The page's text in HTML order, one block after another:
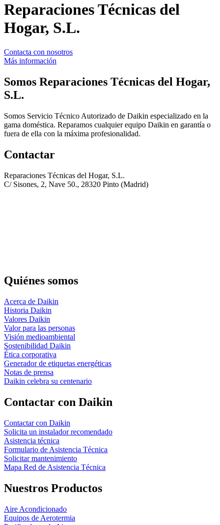
Reparaciones Técnicas del
Hogar, S.L.
Contacta con nosotros
Más información
Somos Reparaciones Técnicas del Hogar,
S.L.
Somos Servicio Técnico Autorizado de Daikin especializado en la
gama doméstica. Reparamos cualquier equipo Daikin en garantía o
fuera de ella con la máxima profesionalidad.
Contactar
Reparaciones Técnicas del Hogar, S.L.
C/ Sisones, 2, Nave 50., 28320 Pinto (Madrid)
Quiénes somos
Acerca de Daikin
Historia Daikin
Valores Daikin
Valor para las personas
Visión medioambiental
Sostenibilidad Daikin
Ética corporativa
Generador de etiquetas energéticas
Notas de prensa
Daikin celebra su centenario
Contactar con Daikin
Contactar con Daikin
Solicita un instalador recomendado
Asistencia técnica
Formulario de Asistencia Técnica
Solicitar mantenimiento
Mapa Red de Asistencia Técnica
Nuestros Productos
Aire Acondicionado
Equipos de Aerotermia